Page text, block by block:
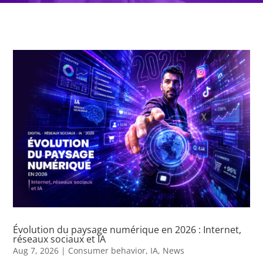
Évolution du paysage numérique en 2026 : Internet,
réseaux sociaux et IA
Aug 7, 2026 | Consumer behavior, IA, News